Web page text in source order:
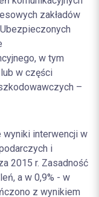
zakładów
w tym
w części
–
wyniki interwencji w
i
2015 r. Zasadność
a w 0,9% - w
z wynikiem